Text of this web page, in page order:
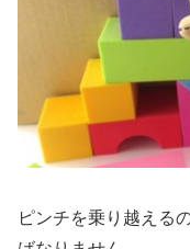
ピンチを乗り越える